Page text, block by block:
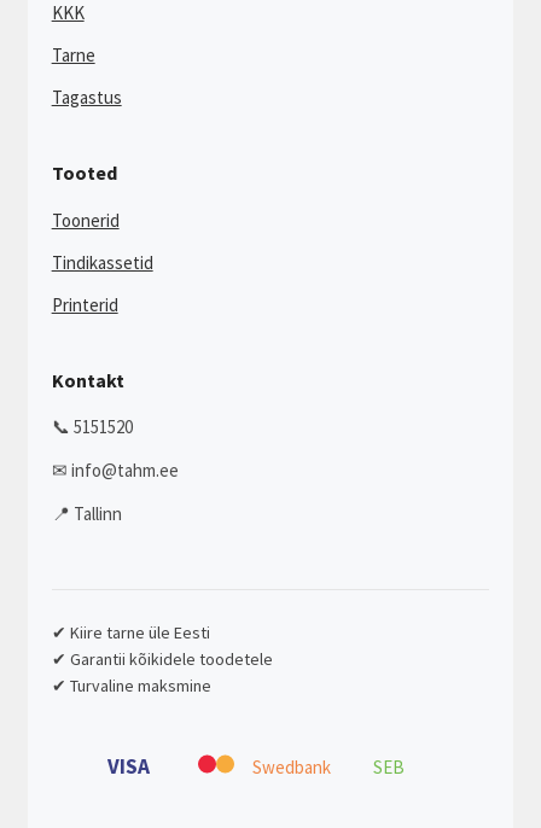
KKK
Tarne
Tagastus
Tooted
Toonerid
Tindikassetid
Printerid
Kontakt
📞 5151520
✉ info@tahm.ee
📍 Tallinn
✔ Kiire tarne üle Eesti
✔ Garantii kõikidele toodetele
✔ Turvaline maksmine
VISA Swedbank SEB